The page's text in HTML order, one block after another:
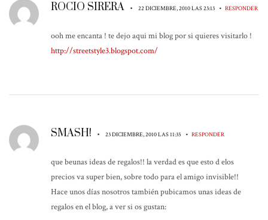
ROCIO SIRERA • 22 DICIEMBRE, 2010 LAS 23:13 • RESPONDER
ooh me encanta ! te dejo aqui mi blog por si quieres visitarlo !
http://streetstyle3.blogspot.com/
SMASH! • 23 DICIEMBRE, 2010 LAS 11:35 • RESPONDER
que beunas ideas de regalos!! la verdad es que esto d elos
precios va super bien, sobre todo para el amigo invisible!!
Hace unos días nosotros también pubicamos unas ideas de
regalos en el blog, a ver si os gustan: